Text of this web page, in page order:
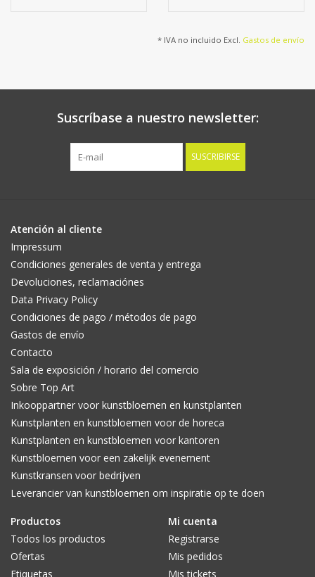
* IVA no incluido Excl. Gastos de envío
Suscríbase a nuestro newsletter:
SUSCRIBIRSE
Atención al cliente
Impressum
Condiciones generales de venta y entrega
Devoluciones, reclamaciónes
Data Privacy Policy
Condiciones de pago / métodos de pago
Gastos de envío
Contacto
Sala de exposición / horario del comercio
Sobre Top Art
Inkooppartner voor kunstbloemen en kunstplanten
Kunstplanten en kunstbloemen voor de horeca
Kunstplanten en kunstbloemen voor kantoren
Kunstbloemen voor een zakelijk evenement
Kunstkransen voor bedrijven
Leverancier van kunstbloemen om inspiratie op te doen
Productos
Todos los productos
Ofertas
Etiquetas
Mi cuenta
Registrarse
Mis pedidos
Mis tickets